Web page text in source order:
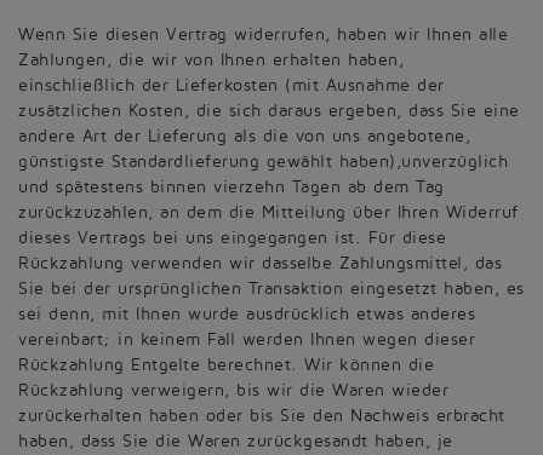
Wenn Sie diesen Vertrag widerrufen, haben wir Ihnen alle
Zahlungen, die wir von Ihnen erhalten haben,
einschließlich der Lieferkosten (mit Ausnahme der
zusätzlichen Kosten, die sich daraus ergeben, dass Sie eine
andere Art der Lieferung als die von uns angebotene,
günstigste Standardlieferung gewählt haben),unverzüglich
und spätestens binnen vierzehn Tagen ab dem Tag
zurückzuzahlen, an dem die Mitteilung über Ihren Widerruf
dieses Vertrags bei uns eingegangen ist. Für diese
Rückzahlung verwenden wir dasselbe Zahlungsmittel, das
Sie bei der ursprünglichen Transaktion eingesetzt haben, es
sei denn, mit Ihnen wurde ausdrücklich etwas anderes
vereinbart; in keinem Fall werden Ihnen wegen dieser
Rückzahlung Entgelte berechnet. Wir können die
Rückzahlung verweigern, bis wir die Waren wieder
zurückerhalten haben oder bis Sie den Nachweis erbracht
haben, dass Sie die Waren zurückgesandt haben, je